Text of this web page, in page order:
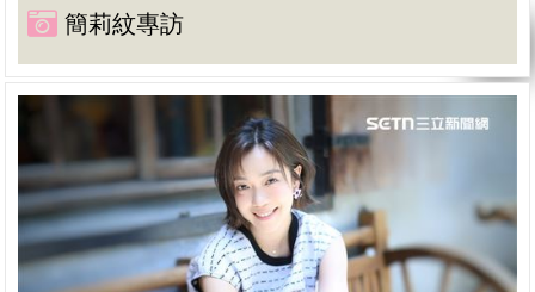
簡莉紋專訪